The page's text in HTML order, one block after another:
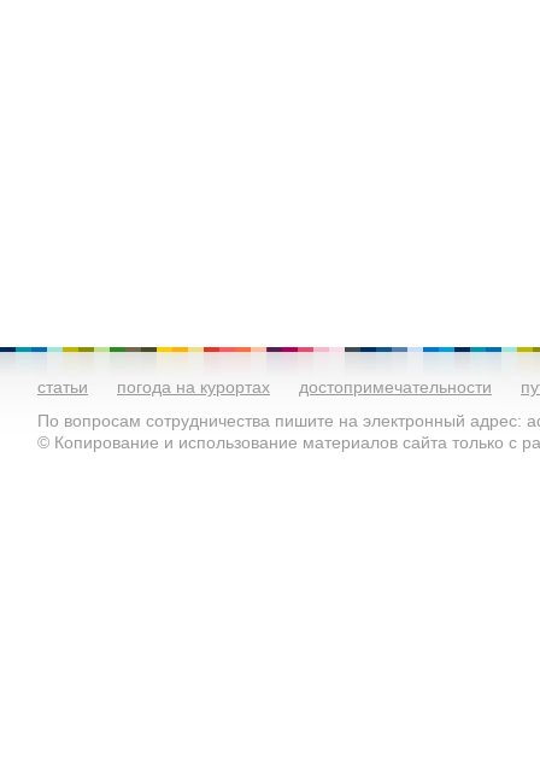
статьи погода на курортах достопримечательности
По вопросам сотрудничества пишите на электронный адрес:
© Копирование и использование материалов сайта только с